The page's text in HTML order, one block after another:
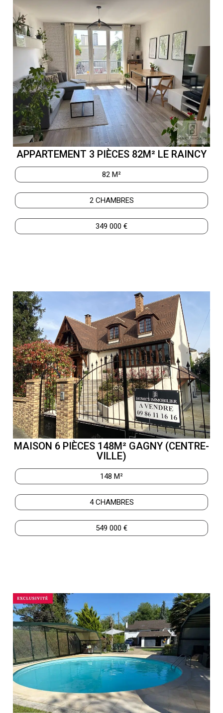
APPARTEMENT 3 PIÈCES 82M² LE RAINCY
82 M²
2 CHAMBRES
349 000 €
MAISON 6 PIÈCES 148M² GAGNY (CENTRE-
VILLE)
148 M²
4 CHAMBRES
549 000 €